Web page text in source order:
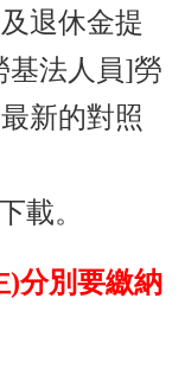
退休金提
法人員]勞
新的對照
載。
)分別要繳納